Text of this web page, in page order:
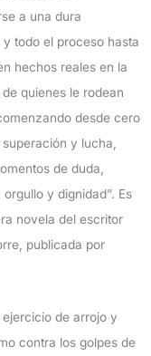
a una dura
todo el proceso hasta
hechos reales en la
quienes le rodean
desde cero
y lucha,
de duda,
y dignidad”. Es
novela del escritor
publicada por
de arrojo y
contra los golpes de